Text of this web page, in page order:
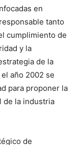
en
tanto
cumplimiento de
y la
de la
año 2002 se
para proponer la
de la industria
de